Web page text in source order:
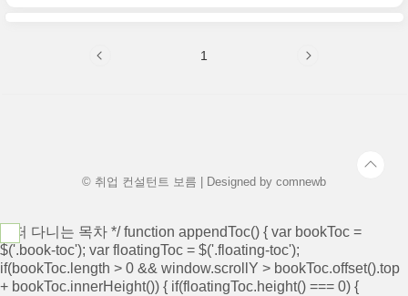
런 4050"에 대한 정책을 소개하겠습니다. 서울
1
© 취업 컨설턴트 보름 | Designed by comnewb
/* 떠 다니는 목차 */ function appendToc() { var bookToc =
$('.book-toc'); var floatingToc = $('.floating-toc');
if(bookToc.length > 0 && window.scrollY > bookToc.offset().top
+ bookToc.innerHeight()) { if(floatingToc.height() === 0) {